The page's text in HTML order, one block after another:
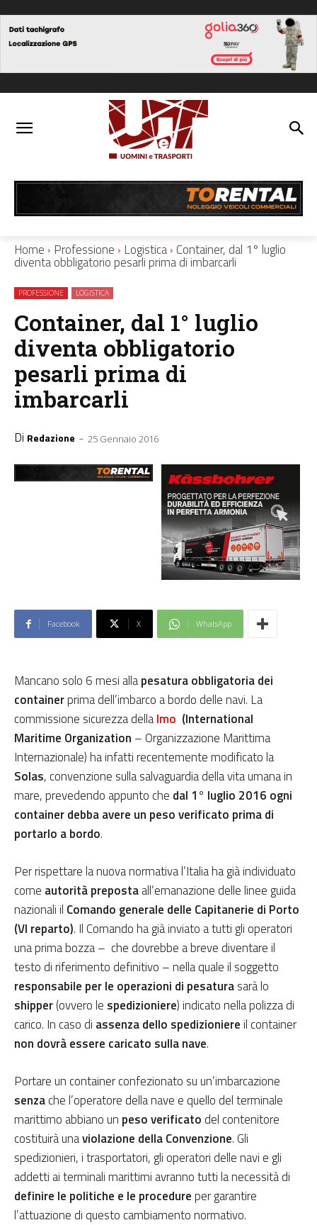
Home Professione Logistica Container, dal 1° luglio
diventa obbligatorio pesarli prima di imbarcarli
PROFESSIONE LOGISTICA
Container, dal 1° luglio
diventa obbligatorio
pesarli prima di
imbarcarli
Di Redazione - 25 Gennaio 2016
Facebook X WhatsApp
Mancano solo 6 mesi allapesatura obbligatoria dei
containerprima dell’imbarco a bordo delle navi. La
commissione sicurezza dellaImo (International
Maritime Organization – Organizzazione Marittima
Internazionale) ha infatti recentemente modificato la
Solas, convenzione sulla salvaguardia della vita umana in
mare, prevedendo appunto che dal 1° luglio 2016 ogni
container debba avere un peso verificato prima di
portarlo a bordo.
Per rispettare la nuova normativa l’Italia ha già individuato
come autorità prepostaall’emanazione delle linee guida
nazionali il Comando generale delle Capitanerie di Porto
(VI reparto). Il Comando ha già inviato a tutti gli operatori
una prima bozza – che dovrebbe a breve diventare il
testo di riferimento definitivo – nella quale il soggetto
responsabile per le operazioni di pesaturasarà lo
shipper(ovvero le spedizioniere) indicato nella polizza di
carico. In caso di assenza dello spedizioniereil container
non dovrà essere caricato sulla nave.
Portare un container confezionato su un’imbarcazione
senzache l’operatore della nave e quello del terminale
marittimo abbiano un peso verificato del contenitore
costituirà unaviolazione della Convenzione. Gli
spedizionieri, i trasportatori, gli operatori delle navi e gli
addetti ai terminali marittimi avranno tutti la necessità di
definire le politiche e le procedureper garantire
l’attuazione di questo cambiamento normativo.